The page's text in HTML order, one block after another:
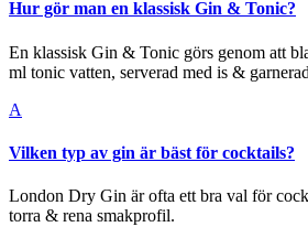
Hur gör man en klassisk Gin & Tonic?
En klassisk Gin & Tonic görs genom att
ml tonic vatten, serverad med is &
A
Vilken typ av gin är bäst för cocktails?
London Dry Gin är ofta ett bra val för
torra & rena smakprofil.